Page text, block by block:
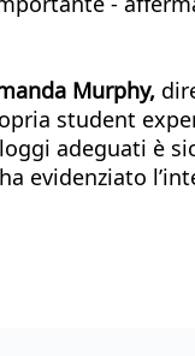
Murphy,
student
adeguati è
evidenziato